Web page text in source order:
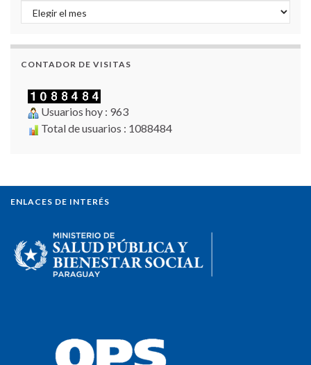
Archivo de Noticias
CONTADOR DE VISITAS
Usuarios hoy : 963
Total de usuarios : 1088484
ENLACES DE INTERÉS